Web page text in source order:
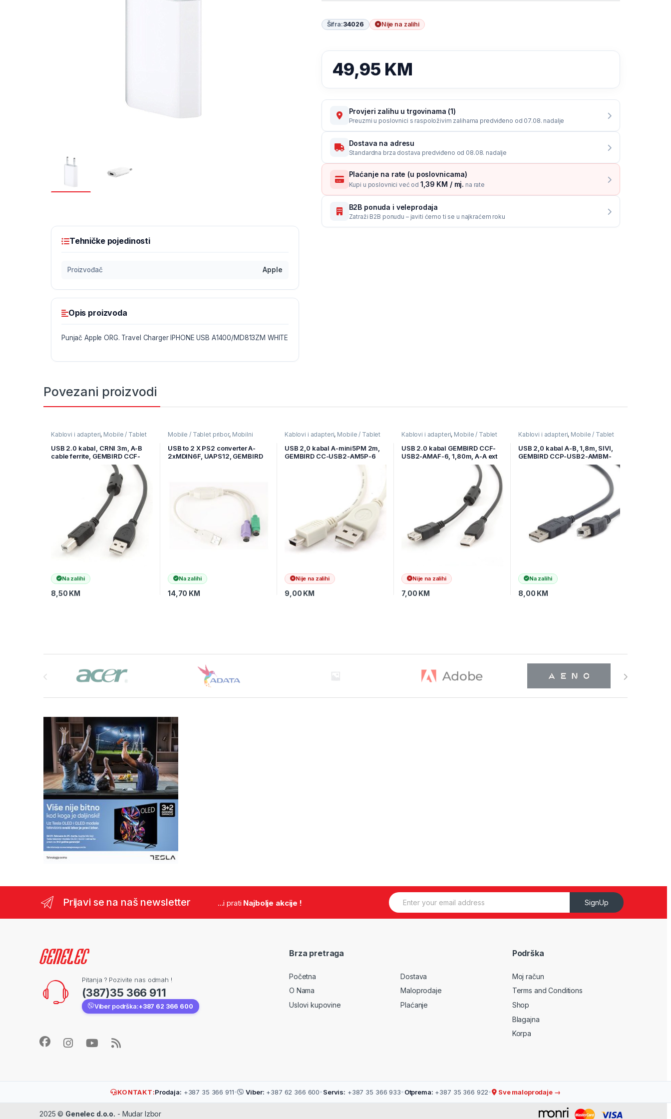
Šifra:34026 Nije na zalihi
49,95 KM
Provjeri zalihu u trgovinama (1)
Preuzmi u poslovnici s raspoloživim zalihama predviđeno od 07.08. nadalje
Dostava na adresu
Standardna brza dostava predviđeno od 08.08. nadalje
Plaćanje na rate (u poslovnicama)
Kupi u poslovnici već od 1,39 KM / mj. na rate
B2B ponuda i veleprodaja
Zatraži B2B ponudu – javiti ćemo ti se u najkraćem roku
Tehničke pojedinosti
Proizvođač Apple
Opis proizvoda
Punjač Apple ORG. Travel Charger IPHONE USB A1400/MD813ZM WHITE
Povezani proizvodi
Kablovi i adapteri, Mobile / Tablet
Mobilni Uređaji
USB 2.0 kabal, CRNI 3m, A-B
cable ferrite, GEMBIRD CCF-
Na zalihi
8,50 KM
Mobile / Tablet pribor, Mobilni
USB to 2 X PS2 converter A-
2xMDIN6F, UAPS12, GEMBIRD
Na zalihi
14,70 KM
Kablovi i adapteri, Mobile / Tablet
Mobilni Uređaji
USB 2,0 kabal A-mini5PM 2m,
GEMBIRD CC-USB2-AM5P-6
Nije na zalihi
9,00 KM
Kablovi i adapteri, Mobile / Tablet
Mobilni Uređaji
USB 2.0 kabal GEMBIRD CCF-
USB2-AMAF-6, 1,80m, A-A ext
Nije na zalihi
7,00 KM
Kablovi i adapteri, Mobile / Tablet
Mobilni Uređaji
USB 2,0 kabal A-B, 1,8m, SIVI,
GEMBIRD CCP-USB2-AMBM-
Na zalihi
8,00 KM
Prijavi se na naš newsletter ...i prati Najbolje akcije !
E
m
SignUp
Pitanja ? Pozivite nas odmah !
(387)35 366 911
Viber podrška:+387 62 366 600
Brza pretraga
Početna
O Nama
Uslovi kupovine
Dostava
Maloprodaje
Plaćanje
Podrška
Moj račun
Terms and Conditions
Shop
Blagajna
Korpa
KONTAKT:Prodaja: +387 35 366 911• Viber: +387 62 366 600• Servis: +387 35 366 933• Otprema: +387 35 366 922• Sve maloprodaje →
2025 © Genelec d.o.o. - Mudar Izbor